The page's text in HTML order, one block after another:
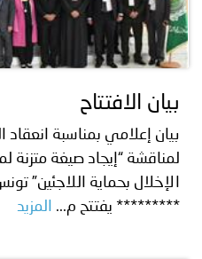
بيان الافتتاح
بيان إعلامي بمناسبة انعقاد
لمناقشة “إيجاد صيغة متزنة
********* يفتتح م...
المزيد